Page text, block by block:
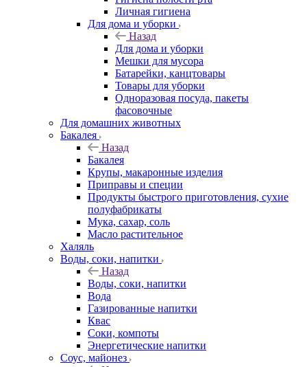
Личная гигиена
Для дома и уборки
Назад
Для дома и уборки
Мешки для мусора
Батарейки, канцтовары
Товары для уборки
Одноразовая посуда, пакеты
фасовочные
Для домашних животных
Бакалея
Назад
Бакалея
Крупы, макаронные изделия
Приправы и специи
Продукты быстрого приготовления, сухие
полуфабрикаты
Мука, сахар, соль
Масло растительное
Халяль
Воды, соки, напитки
Назад
Воды, соки, напитки
Вода
Газированные напитки
Квас
Соки, компоты
Энергетические напитки
Соус, майонез